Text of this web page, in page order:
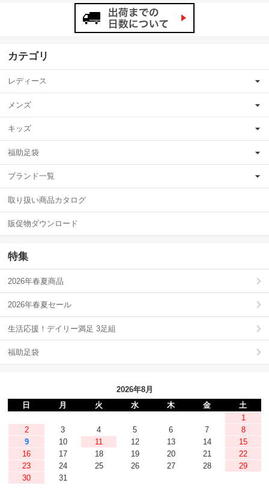
カテゴリ
レディース
メンズ
キッズ
福助足袋
ブランド一覧
取り扱い商品カタログ
販促物ダウンロード
特集
2026年春夏商品
2026年春夏セール
生活応援！デイリー満足 3足組
福助足袋
2026年8月
日
月 火 水 木 金
土
1
2
3 4 5 6 7
8
9
10 11 12 13 14
15
16
17 18 19 20 21
22
23
24 25 26 27 28
29
30
31